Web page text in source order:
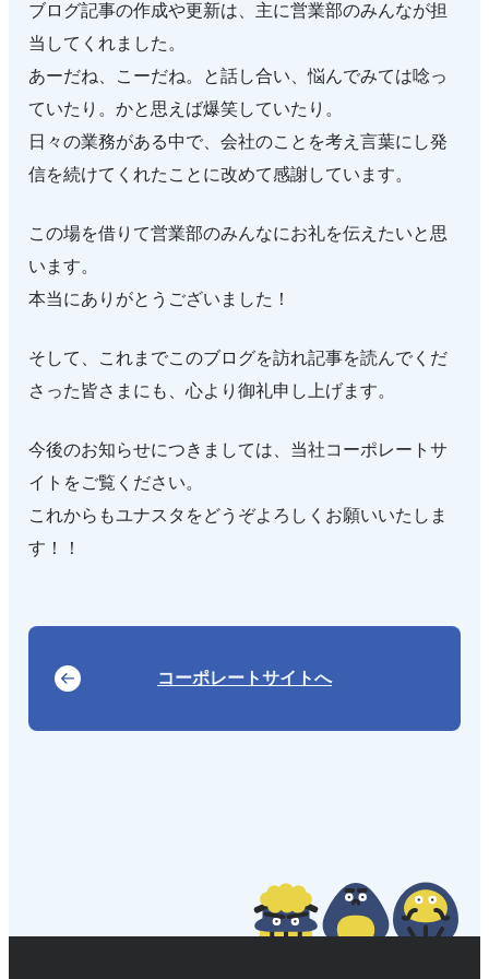
ブログ記事の作成や更新は、主に営業部のみんなが担
当してくれました。
あーだね、こーだね。と話し合い、悩んでみては唸っ
ていたり。かと思えば爆笑していたり。
日々の業務がある中で、会社のことを考え言葉にし発
信を続けてくれたことに改めて感謝しています。
この場を借りて営業部のみんなにお礼を伝えたいと思
います。
本当にありがとうございました！
そして、これまでこのブログを訪れ記事を読んでくだ
さった皆さまにも、心より御礼申し上げます。
今後のお知らせにつきましては、当社コーポレートサ
イトをご覧ください。
これからもユナスタをどうぞよろしくお願いいたしま
す！！
コーポレートサイトへ